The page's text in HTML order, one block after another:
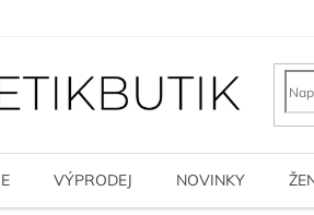
VÝPRODEJ NOVINKY